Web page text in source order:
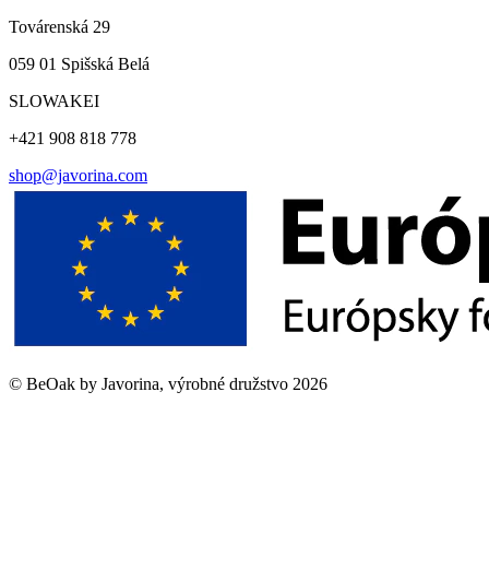
Továrenská 29
059 01 Spišská Belá
SLOWAKEI
+421 908 818 778
shop@javorina.com
© BeOak by Javorina, výrobné družstvo 2026